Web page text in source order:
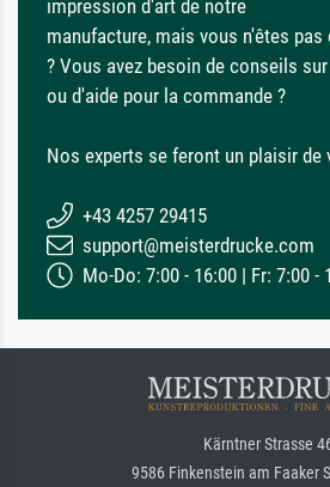
impression d'art de notre
manufacture, mais vous n'êtes pas
? Vous avez besoin de conseils
ou d'aide pour la commande ?
Nos experts se feront un plaisir de
+43 4257 29415
support@meisterdrucke.com
Mo-Do: 7:00 - 16:00 | Fr: 7:00 -
Kärntner Strasse
9586 Finkenstein am Faaker